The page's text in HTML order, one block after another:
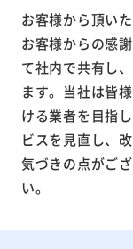
お客様から頂い
お客様からの感
て社内で共有し
ます。当社は皆
ける業者を目指
ビスを見直し、
気づきの点がご
い。